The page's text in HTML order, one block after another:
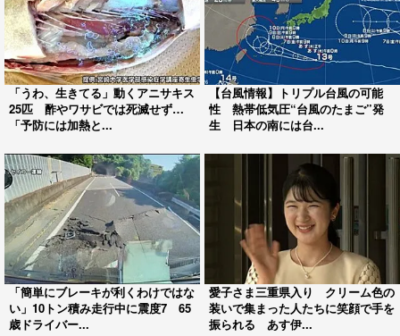
「うわ、生きてる」動くアニサキス
25匹 酢やワサビでは死滅せず…
「予防には加熱と...
【台風情報】トリプル台風の可能
性 熱帯低気圧“台風のたまご”発
生 日本の南には台...
「簡単にブレーキが利くわけではな
い」10トン積み走行中に震度7 65
歳ドライバー...
愛子さま三重県入り クリーム色の
装いで集まった人たちに笑顔で手を
振られる あす伊...